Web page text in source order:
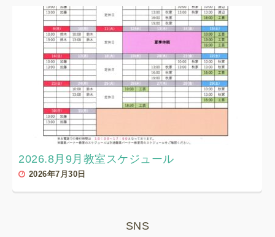
2026.8月9月教室スケジュール
2026年7月30日
SNS